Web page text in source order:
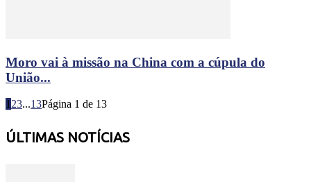
Moro vai à missão na China com a cúpula do
União...
1 23...13Página 1 de 13
ÚLTIMAS NOTÍCIAS